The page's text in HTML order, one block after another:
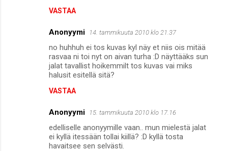
VASTAA
Anonyymi 14. tammikuuta 2010 klo 21.37
no huhhuh ei tos kuvas kyl näy et niis ois mitää
rasvaa ni toi nyt on aivan turha :D näyttääks sun
jalat tavallist hoikemmilt tos kuvas vai miks
halusit esitellä sitä?
VASTAA
Anonyymi 15. tammikuuta 2010 klo 17.16
edelliselle anonyymille vaan.. mun mielestä jalat
ei kyllä itessään tollai kiillä? :D kyllä tosta
havaitsee sen selvästi.